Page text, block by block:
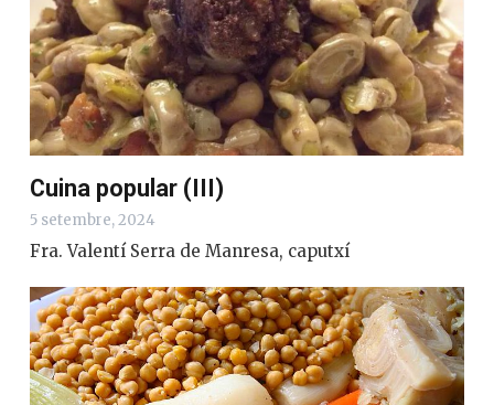
Cuina popular (III)
5 setembre, 2024
Fra. Valentí Serra de Manresa, caputxí